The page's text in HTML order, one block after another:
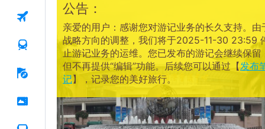
公告：
亲爱的用户：感谢您对游记业务的长久支持。由
战略方向的调整，我们将于2025-11-30 23:59
止游记业务的运维。您已发布的游记会继续保留
但不再提供“编辑”功能。后续您可以通过【发布
记】，记录您的美好旅行。